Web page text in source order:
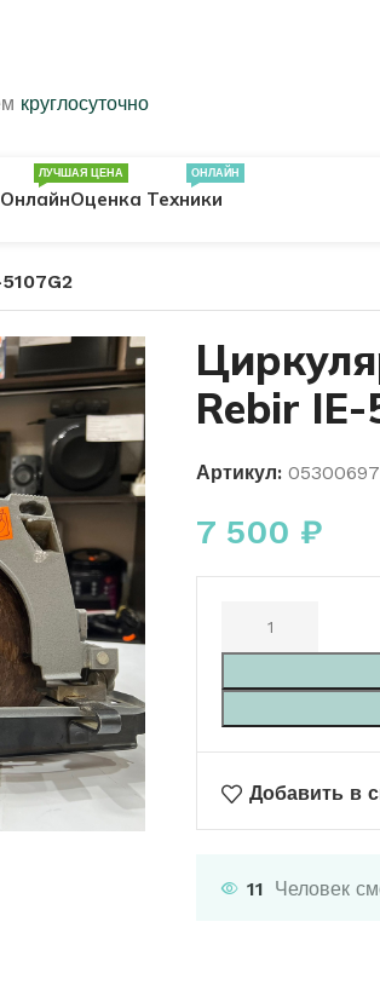
круглосуточно
ПЕЧАТКИ
ЛУЧШАЯ ЦЕНА
Оценка Техники
ОНЛАЙН
Rebir IE-
Артикул: 05300697
7 500 ₽
Добавить в
11 Человек